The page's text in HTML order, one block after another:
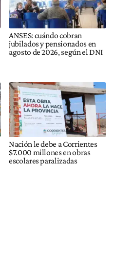
ANSES: cuándo cobran
jubilados y pensionados en
agosto de 2026, según el DNI
Nación le debe a Corrientes
$7.000 millones en obras
escolares paralizadas